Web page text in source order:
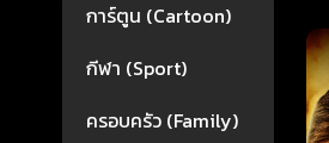
การ์ตูน (Cartoon)
กีฬา (Sport)
ครอบครัว (Family)